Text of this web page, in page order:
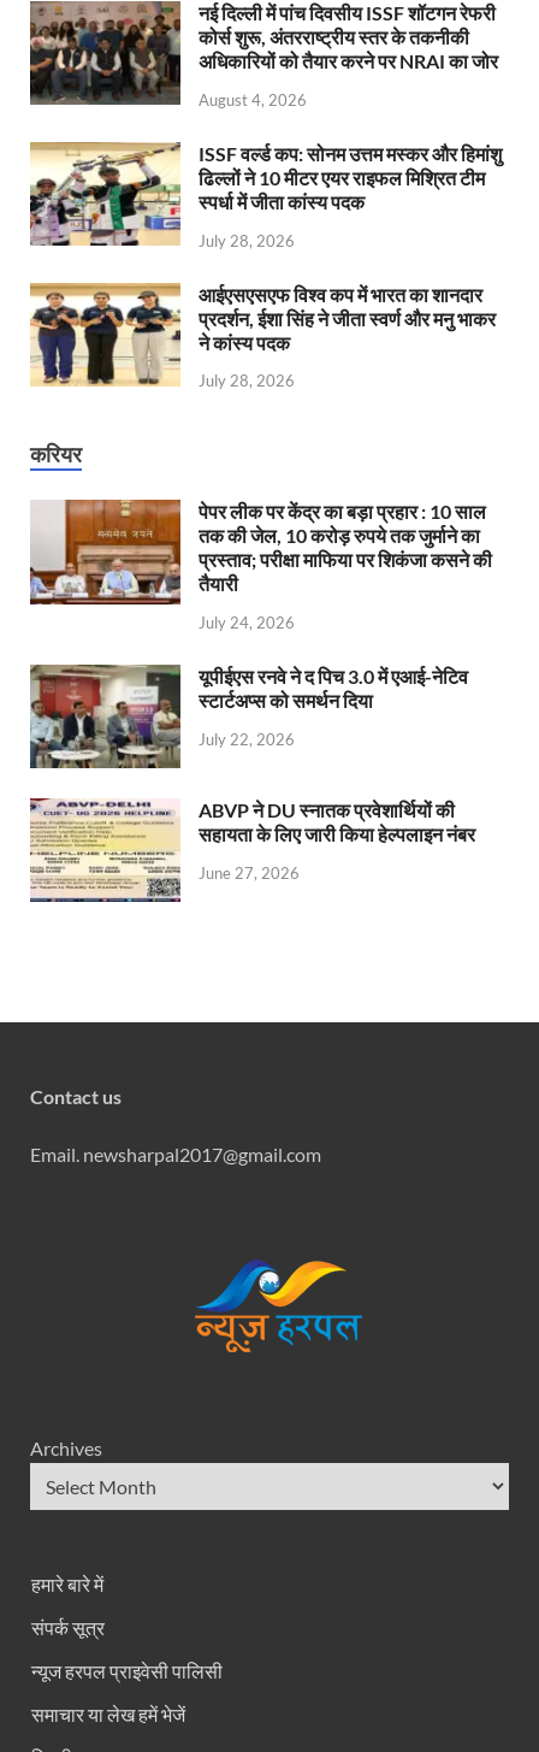
नई दिल्ली में पांच दिवसीय ISSF शॉटगन रेफरी
कोर्स शुरू, अंतरराष्ट्रीय स्तर के तकनीकी
अधिकारियों को तैयार करने पर NRAI का जोर
August 4, 2026
ISSF वर्ल्ड कप: सोनम उत्तम मस्कर और हिमांशु
ढिल्लों ने 10 मीटर एयर राइफल मिश्रित टीम
स्पर्धा में जीता कांस्य पदक
July 28, 2026
आईएसएसएफ विश्व कप में भारत का शानदार
प्रदर्शन, ईशा सिंह ने जीता स्वर्ण और मनु भाकर
ने कांस्य पदक
July 28, 2026
करियर
पेपर लीक पर केंद्र का बड़ा प्रहार : 10 साल
तक की जेल, 10 करोड़ रुपये तक जुर्माने का
प्रस्ताव; परीक्षा माफिया पर शिकंजा कसने की
तैयारी
July 24, 2026
यूपीईएस रनवे ने द पिच 3.0 में एआई-नेटिव
स्टार्टअप्स को समर्थन दिया
July 22, 2026
ABVP ने DU स्नातक प्रवेशार्थियों की
सहायता के लिए जारी किया हेल्पलाइन नंबर
June 27, 2026
Contact us
Email. newsharpal2017@gmail.com
Archives
हमारे बारे में
संपर्क सूत्र
न्यूज हरपल प्राइवेसी पालिसी
समाचार या लेख हमें भेजें